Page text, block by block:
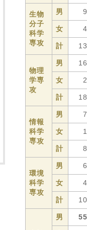
生物
分子
科学
専攻
男 9
女 4
計 13
物理
学専
攻
男 16
女 2
計 18
情報
科学
専攻
男 7
女 1
計 8
環境
科学
専攻
男 6
女 4
計 10
男 55